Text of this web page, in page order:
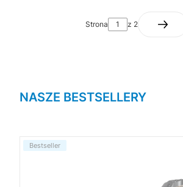
Strona z 2
NASZE BESTSELLERY
Bestseller